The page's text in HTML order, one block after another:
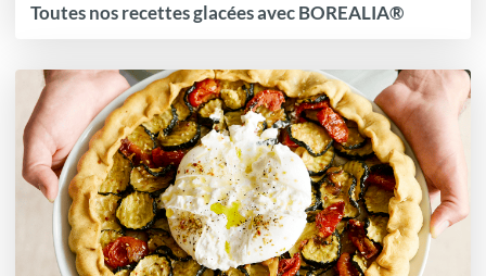
Toutes nos recettes glacées avec BOREALIA®